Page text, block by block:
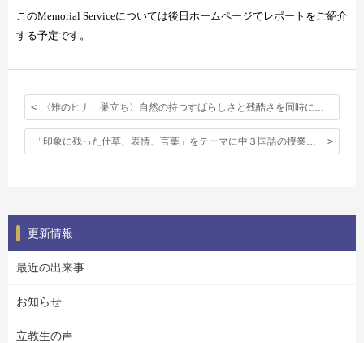
このMemorial Serviceについては後日ホームページでレポートをご紹介
する予定です。
更新情報
最近の出来事
お知らせ
立教生の声